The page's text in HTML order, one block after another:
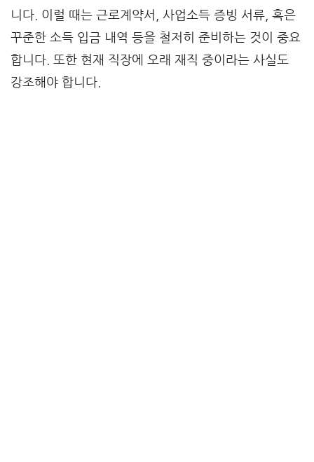
니다. 이럴 때는 근로계약서, 사업소득 증빙 서류, 혹은
꾸준한 소득 입금 내역 등을 철저히 준비하는 것이 중요
합니다. 또한 현재 직장에 오래 재직 중이라는 사실도
강조해야 합니다.